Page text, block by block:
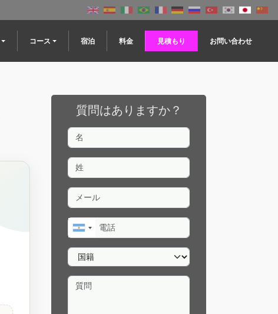
コース 宿泊 料金 見積もり お問い合わせ
質問はありますか？
名
姓
メール
電話
国籍
質問